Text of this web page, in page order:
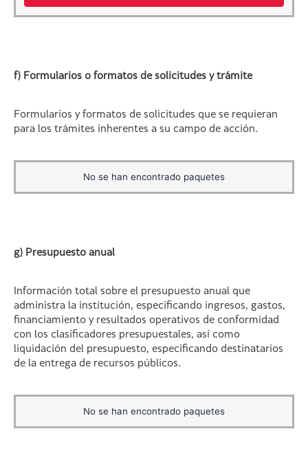
f) Formularios o formatos de solicitudes y trámite
Formularios y formatos de solicitudes que se requieran
para los trámites inherentes a su campo de acción.
No se han encontrado paquetes
g) Presupuesto anual
Información total sobre el presupuesto anual que
administra la institución, especificando ingresos, gastos,
financiamiento y resultados operativos de conformidad
con los clasificadores presupuestales, así como
liquidación del presupuesto, especificando destinatarios
de la entrega de recursos públicos.
No se han encontrado paquetes